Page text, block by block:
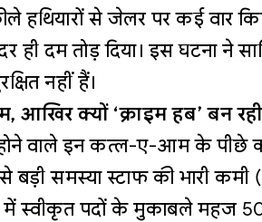
हथियारों से जेलर पर कई वार
ही दम तोड़ दिया। इस घटना ने
नहीं हैं।
आखिर क्यों ‘क्राइम हब’ बन
वाले इन कत्ल-ए-आम के पीछे
बड़ी समस्या स्टाफ की भारी
स्वीकृत पदों के मुकाबले महज 50